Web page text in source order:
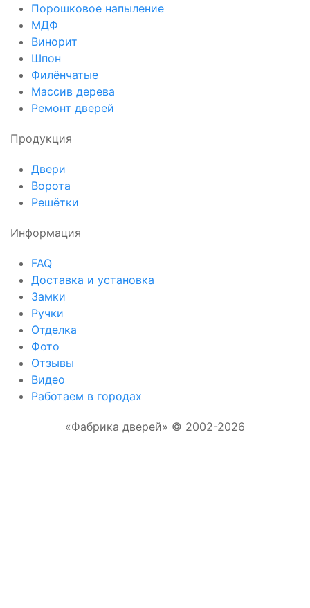
Порошковое напыление
МДФ
Винорит
Шпон
Филёнчатые
Массив дерева
Ремонт дверей
Продукция
Двери
Ворота
Решётки
Информация
FAQ
Доставка и установка
Замки
Ручки
Отделка
Фото
Отзывы
Видео
Работаем в городах
«Фабрика дверей» © 2002-2026